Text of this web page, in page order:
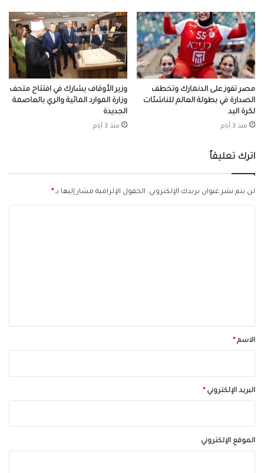
مصر تفوز على الدنمارك وتخطف
الصدارة في بطولة العالم للناشئات
لكرة اليد
منذ 3 أيام
وزير الأوقاف يشارك في افتتاح متحف
وزارة الموارد المائية والري بالعاصمة
الجديدة
منذ 3 أيام
اترك تعليقاً
لن يتم نشر عنوان بريدك الإلكتروني. الحقول الإلزامية مشار إليها بـ *
*الاسم *
البريد الإلكتروني *
الموقع الإلكتروني